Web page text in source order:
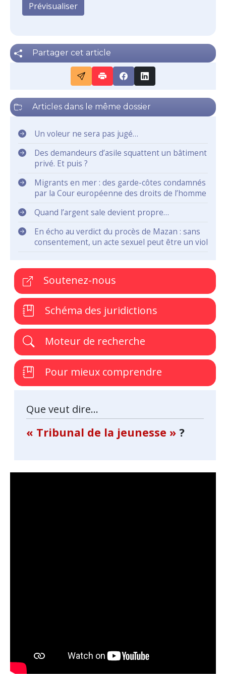
Partager cet article
Articles dans le même dossier
Un voleur ne sera pas jugé…
Des demandeurs d’asile squattent un bâtiment
privé. Et puis ?
Migrants en mer : des garde-côtes condamnés
par la Cour européenne des droits de l’homme
Quand l’argent sale devient propre…
En écho au verdict du procès de Mazan : sans
consentement, un acte sexuel peut être un viol
Soutenez-nous
Schéma des juridictions
Moteur de recherche
Pour mieux comprendre
Que veut dire...
« Tribunal de la jeunesse » ?